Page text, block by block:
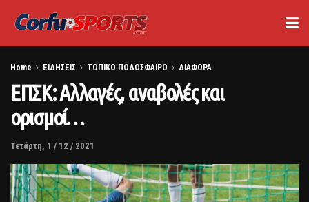
Home ΕΙΔΗΣΕΙΣ ΤΟΠΙΚΟ ΠΟΔΟΣΦΑΙΡΟ ΔΙΑΦΟΡΑ
ΕΠΣΚ: Αλλαγές, αναβολές και
ορισμοί…
Τετάρτη, 1 / 12 / 2021